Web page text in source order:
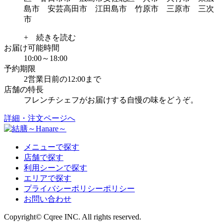
島市 安芸高田市 江田島市 竹原市 三原市 三次
市
+ 続きを読む
お届け可能時間
10:00～18:00
予約期限
2営業日前の12:00まで
店舗の特長
フレンチシェフがお届けする自慢の味をどうぞ。
詳細・注文ページへ
メニューで探す
店舗で探す
利用シーンで探す
エリアで探す
プライバシーポリシーポリシー
お問い合わせ
Copyright© Cqree INC. All rights reserved.